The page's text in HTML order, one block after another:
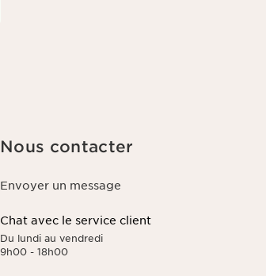
Nous contacter
Envoyer un message
Chat avec le service client
Du lundi au vendredi
9h00 - 18h00